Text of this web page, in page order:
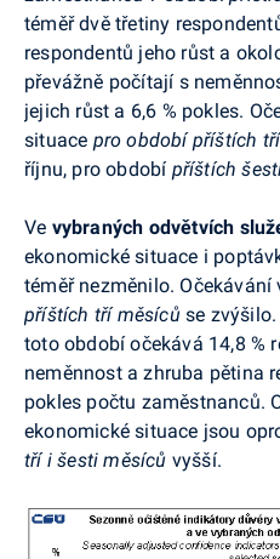
téměř dvě třetiny
respondentů jeho růst a
převážně počítají s
jejich růst a 6,6 % pokles.
situace pro období příštích
říjnu, pro období příštích
Ve vybraných odvětvích
ekonomické situace i
téměř nezměnilo.
příštích tří měsíců se
toto období očekává 14,8 %
neměnnost a zhruba pětina
pokles počtu zaměstnanců.
ekonomické situace jsou
tří i šesti měsíců vyšší.